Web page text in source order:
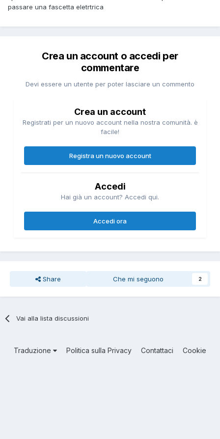
passare una fascetta eletrtrica
Crea un account o accedi per
commentare
Devi essere un utente per poter lasciare un commento
Crea un account
Registrati per un nuovo account nella nostra comunità. è
facile!
Registra un nuovo account
Accedi
Hai già un account? Accedi qui.
Accedi ora
Share Che mi seguono 2
Vai alla lista discussioni
Traduzione Politica sulla Privacy Contattaci Cookie